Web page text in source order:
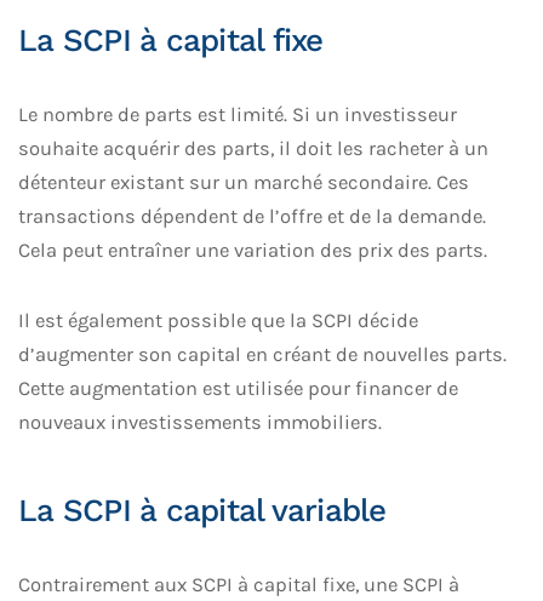
La SCPI à capital fixe
Le nombre de parts est limité. Si un investisseur
souhaite acquérir des parts, il doit les racheter à un
détenteur existant sur un marché secondaire. Ces
transactions dépendent de l’offre et de la demande.
Cela peut entraîner une variation des prix des parts.
Il est également possible que la SCPI décide
d’augmenter son capital en créant de nouvelles parts.
Cette augmentation est utilisée pour financer de
nouveaux investissements immobiliers.
La SCPI à capital variable
Contrairement aux SCPI à capital fixe, une SCPI à